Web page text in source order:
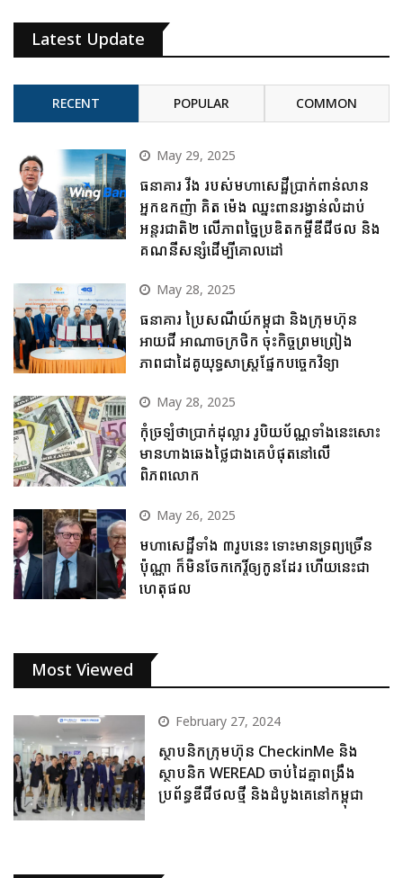
Latest Update
RECENT POPULAR COMMON
May 29, 2025
ធនាគារ វីង របស់មហាសេដ្ឋីប្រាក់ពាន់លាន
អ្នកឧកញ៉ា គិត ម៉េង ឈ្នះពានរង្វាន់លំដាប់
អន្តរជាតិ២ លើភាពច្នៃប្រឌិតកម្ចីឌីជីថល និង
គណនីសន្សំដើម្បីគោលដៅ
May 28, 2025
ធនាគារ ប្រៃសណីយ៍កម្ពុជា និងក្រុមហ៊ុន
អាយជី អាណាចក្រថិក ចុះកិច្ចព្រមព្រៀង
ភាពជាដៃគូយុទ្ធសាស្ត្រផ្នែកបច្ចេកវិទ្យា
May 28, 2025
កុំច្រឡំថាប្រាក់ដុល្លារ រូបិយប័ណ្ណទាំងនេះសោះ
មានហាងឆេងថ្លៃជាងគេបំផុតនៅលើ
ពិភពលោក
May 26, 2025
មហាសេដ្ឋីទាំង ៣រូបនេះ ទោះមានទ្រព្យច្រើន
ប៉ុណ្ណា ក៏មិនចែកកេរ្តិ៍ឲ្យកូនដែរ ហើយនេះជា
ហេតុផល
Most Viewed
February 27, 2024
ស្ថាបនិកក្រុមហ៊ុន CheckinMe និង
ស្ថាបនិក WEREAD ចាប់ដៃគ្នាពង្រឹង
ប្រព័ន្ធឌីជីថលថ្មី និងដំបូងគេនៅកម្ពុជា